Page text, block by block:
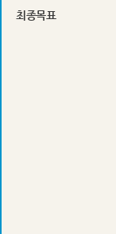
최종목표